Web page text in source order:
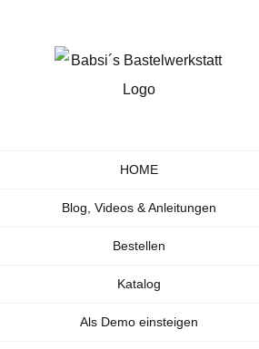
HOME
Blog, Videos & Anleitungen
Bestellen
Katalog
Als Demo einsteigen